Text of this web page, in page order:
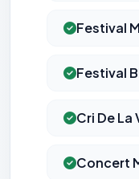
Festival
Festival
Cri De La
Concert